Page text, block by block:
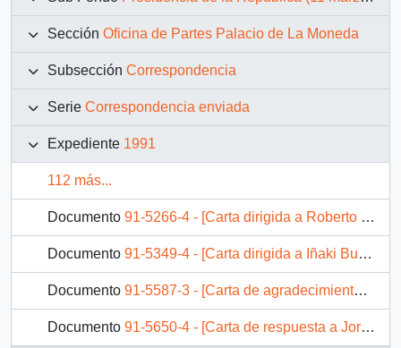
Sección Oficina de Partes Palacio de La Moneda
Subsección Correspondencia
Serie Correspondencia enviada
Expediente 1991
112 más...
Documento 91-5266-4 - [Carta dirigida a Roberto Muñoz Presidente Partido Social Democracia sobre monumento a ex-senador Bossay]
Documento 91-5349-4 - [Carta dirigida a Iñaki Bustos Presidente Unión Demócrata Independiente]
Documento 91-5587-3 - [Carta de agradecimiento dirigida a menor José Luis Abusleme por afectuoso saludo]
Documento 91-5650-4 - [Carta de respuesta a Jorge Márquez Canto Representante P.R. Chile en Argentina por mensaje de condolencias]